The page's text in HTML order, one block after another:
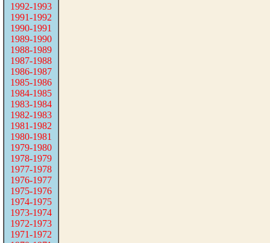
1992-1993
1991-1992
1990-1991
1989-1990
1988-1989
1987-1988
1986-1987
1985-1986
1984-1985
1983-1984
1982-1983
1981-1982
1980-1981
1979-1980
1978-1979
1977-1978
1976-1977
1975-1976
1974-1975
1973-1974
1972-1973
1971-1972